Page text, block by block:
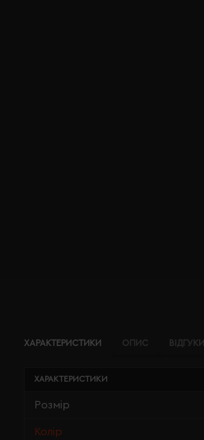
ХАРАКТЕРИСТИКИ ОПИС ВІДГУКИ
ХАРАКТЕРИСТИКИ
Розмір
Колір